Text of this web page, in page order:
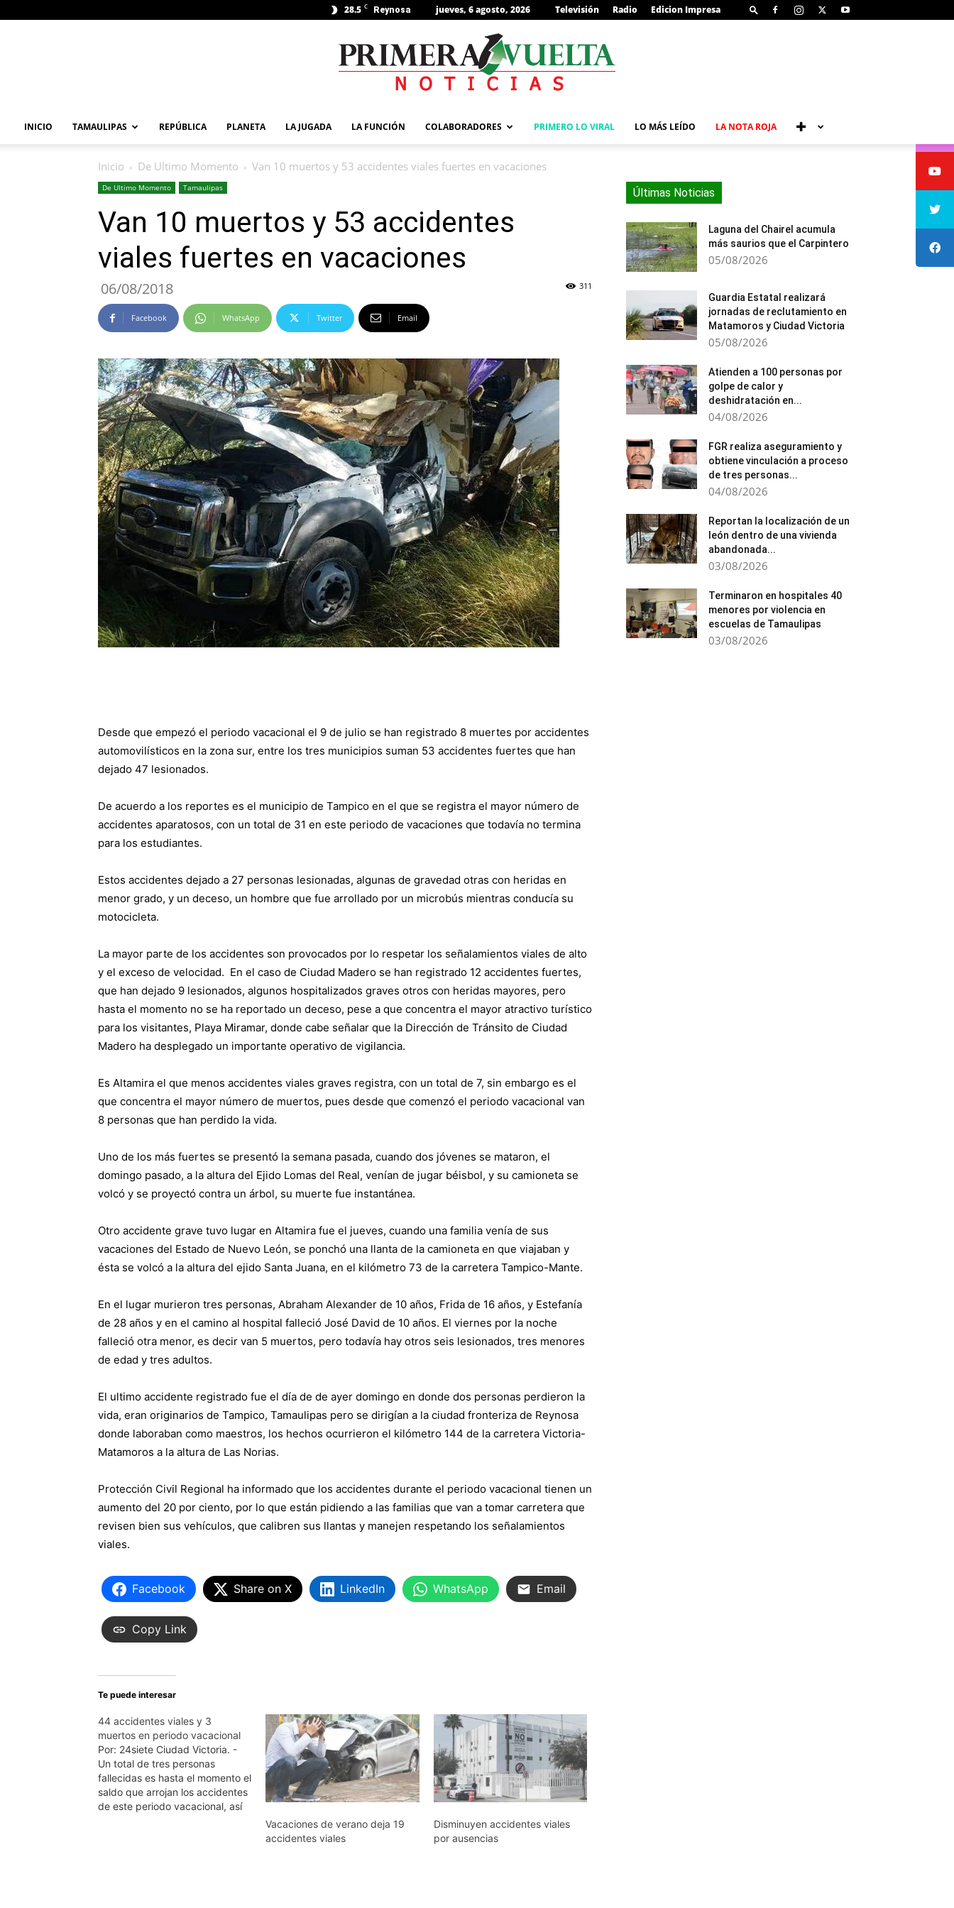
28.5 C Reynosa jueves, 6 agosto, 2026 Televisión Radio Edicion Impresa
INICIO TAMAULIPAS REPÚBLICA PLANETA LA JUGADA LA FUNCIÓN COLABORADORES PRIMERO LO VIRAL LO MÁS LEÍDO LA NOTA ROJA
Inicio De Ultimo Momento Van 10 muertos y 53 accidentes viales fuertes en vacaciones
De Ultimo Momento Tamaulipas
Van 10 muertos y 53 accidentes
viales fuertes en vacaciones
06/08/2018 311
Facebook WhatsApp Twitter Email
Desde que empezó el periodo vacacional el 9 de julio se han registrado 8 muertes por accidentes
automovilísticos en la zona sur, entre los tres municipios suman 53 accidentes fuertes que han
dejado 47 lesionados.
De acuerdo a los reportes es el municipio de Tampico en el que se registra el mayor número de
accidentes aparatosos, con un total de 31 en este periodo de vacaciones que todavía no termina
para los estudiantes.
Estos accidentes dejado a 27 personas lesionadas, algunas de gravedad otras con heridas en
menor grado, y un deceso, un hombre que fue arrollado por un microbús mientras conducía su
motocicleta.
La mayor parte de los accidentes son provocados por lo respetar los señalamientos viales de alto
y el exceso de velocidad. En el caso de Ciudad Madero se han registrado 12 accidentes fuertes,
que han dejado 9 lesionados, algunos hospitalizados graves otros con heridas mayores, pero
hasta el momento no se ha reportado un deceso, pese a que concentra el mayor atractivo turístico
para los visitantes, Playa Miramar, donde cabe señalar que la Dirección de Tránsito de Ciudad
Madero ha desplegado un importante operativo de vigilancia.
Es Altamira el que menos accidentes viales graves registra, con un total de 7, sin embargo es el
que concentra el mayor número de muertos, pues desde que comenzó el periodo vacacional van
8 personas que han perdido la vida.
Uno de los más fuertes se presentó la semana pasada, cuando dos jóvenes se mataron, el
domingo pasado, a la altura del Ejido Lomas del Real, venían de jugar béisbol, y su camioneta se
volcó y se proyectó contra un árbol, su muerte fue instantánea.
Otro accidente grave tuvo lugar en Altamira fue el jueves, cuando una familia venía de sus
vacaciones del Estado de Nuevo León, se ponchó una llanta de la camioneta en que viajaban y
ésta se volcó a la altura del ejido Santa Juana, en el kilómetro 73 de la carretera Tampico-Mante.
En el lugar murieron tres personas, Abraham Alexander de 10 años, Frida de 16 años, y Estefanía
de 28 años y en el camino al hospital falleció José David de 10 años. El viernes por la noche
falleció otra menor, es decir van 5 muertos, pero todavía hay otros seis lesionados, tres menores
de edad y tres adultos.
El ultimo accidente registrado fue el día de de ayer domingo en donde dos personas perdieron la
vida, eran originarios de Tampico, Tamaulipas pero se dirigían a la ciudad fronteriza de Reynosa
donde laboraban como maestros, los hechos ocurrieron el kilómetro 144 de la carretera Victoria-
Matamoros a la altura de Las Norias.
Protección Civil Regional ha informado que los accidentes durante el periodo vacacional tienen un
aumento del 20 por ciento, por lo que están pidiendo a las familias que van a tomar carretera que
revisen bien sus vehículos, que calibren sus llantas y manejen respetando los señalamientos
viales.
Facebook Share on X LinkedIn WhatsApp Email
Copy Link
Te puede interesar
44 accidentes viales y 3
muertos en periodo vacacional
Por: 24siete Ciudad Victoria. -
Un total de tres personas
fallecidas es hasta el momento el
saldo que arrojan los accidentes
de este periodo vacacional, así
Vacaciones de verano deja 19
accidentes viales
Disminuyen accidentes viales
por ausencias
Últimas Noticias
Laguna del Chairel acumula
más saurios que el Carpintero
05/08/2026
Guardia Estatal realizará
jornadas de reclutamiento en
Matamoros y Ciudad Victoria
05/08/2026
Atienden a 100 personas por
golpe de calor y
deshidratación en...
04/08/2026
FGR realiza aseguramiento y
obtiene vinculación a proceso
de tres personas...
04/08/2026
Reportan la localización de un
león dentro de una vivienda
abandonada...
03/08/2026
Terminaron en hospitales 40
menores por violencia en
escuelas de Tamaulipas
03/08/2026